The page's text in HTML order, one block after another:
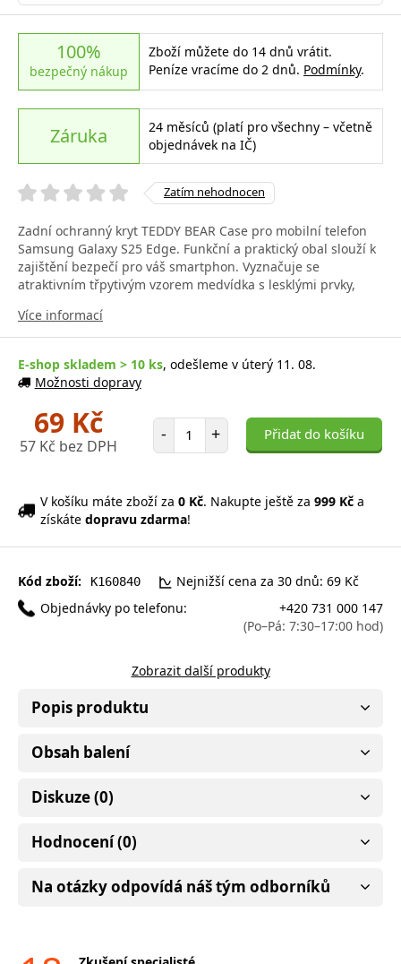
100%
bezpečný nákup
Zboží můžete do 14 dnů vrátit.
Peníze vracíme do 2 dnů. Podmínky.
Záruka
24 měsíců (platí pro všechny – včetně
objednávek na IČ)
Zatím nehodnocen
Zadní ochranný kryt TEDDY BEAR Case pro mobilní telefon
Samsung Galaxy S25 Edge. Funkční a praktický obal slouží k
zajištění bezpečí pro váš smartphon. Vyznačuje se
atraktivním třpytivým vzorem medvídka s lesklými prvky,
Více informací
E-shop skladem > 10 ks, odešleme v úterý 11. 08.
Možnosti dopravy
69 Kč
57 Kč bez DPH
- Počet položek
+ Přidat do košíku
V košíku máte zboží za 0 Kč. Nakupte ještě za 999 Kč a
získáte dopravu zdarma!
Kód zboží: K160840
Nejnižší cena za 30 dnů: 69 Kč
Objednávky po telefonu:
+420 731 000 147
(Po–Pá: 7:30–17:00 hod)
Zobrazit další produkty
Popis produktu
Obsah balení
Diskuze (0)
Hodnocení (0)
Na otázky odpovídá náš tým odborníků